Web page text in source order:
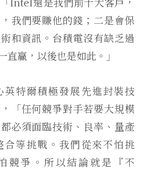
我們要賺他的錢；二是會保
和資訊。台積電沒有缺乏過
直贏，以後也是如此。」
英特爾積極發展先進封裝技
「任何競爭對手若要大規模
必須面臨技術、良率、量產
合等挑戰。我們從來不怕挑
競爭。所以結論就是『不